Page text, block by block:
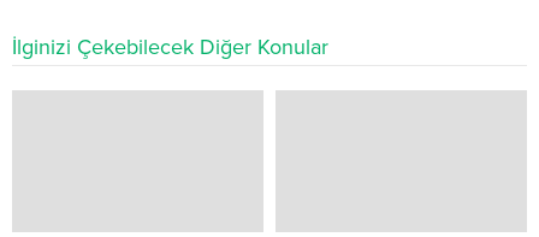
İlginizi Çekebilecek Diğer Konular